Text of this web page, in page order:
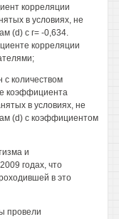
корреляции
в условиях, не
(d) с г= -0,634.
корреляции
с количеством
коэффициента
в условиях, не
(d) с коэффициентом
и
годах, что
в это
провели